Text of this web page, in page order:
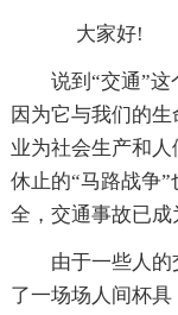
大家好!
说到“交通”这
因为它与我们的
业为社会生产和
休止的“马路战争
全，交通事故已成
由于一些人
了一场场人间杯